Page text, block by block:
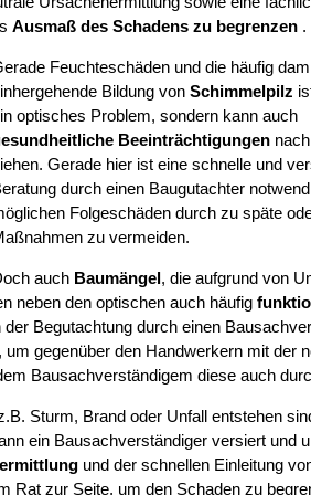
Ausmaß des Schadens zu begrenzen.
Feuchteschäden und die häufig
Bildung von Schimmelpilz
optisches Problem, sondern kann auch
Beeinträchtigungen
Gerade hier ist eine schnelle und
durch einen Baugutachter
Folgeschäden durch zu späte
zu vermeiden.
auch Baumängel, die aufgrund von
neben den optischen auch häufig
Begutachtung durch einen
gegenüber den Handwerkern mit der
Bausachverständigem diese auch
Sturm, Brand oder Unfall entstehen
ein Bausachverständiger versiert und
und der schnellen Einleitung
Rat zur Seite, um den Schaden zu